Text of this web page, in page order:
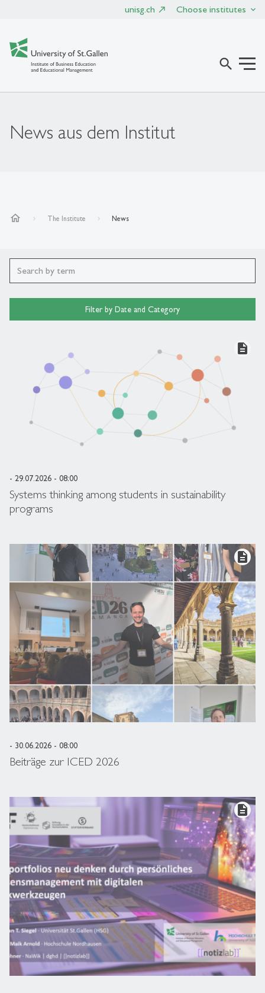
unisg.ch Choose institutes
search
News aus dem Institut
home The Institute News
Filter by Date and Category
description
- 29.07.2026 - 08:00
Systems thinking among students in sustainability
programs
description
- 30.06.2026 - 08:00
Beiträge zur ICED 2026
description